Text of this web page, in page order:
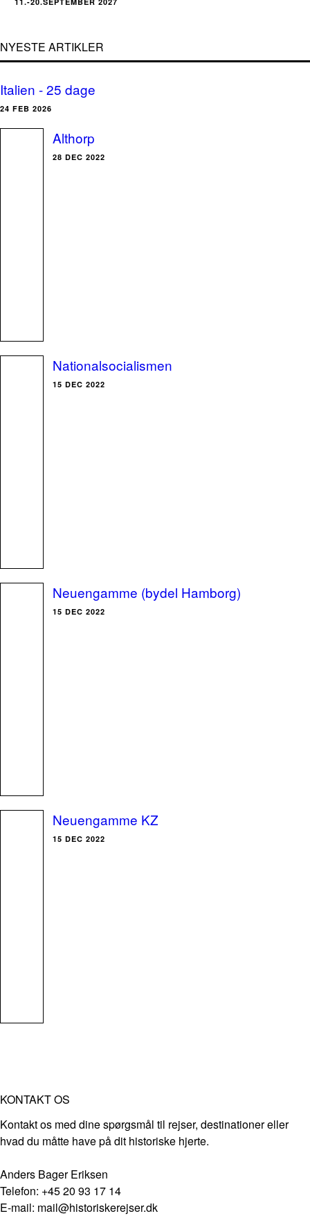
NYESTE ARTIKLER
Italien - 25 dage
24 FEB 2026
Althorp
28 DEC 2022
Nationalsocialismen
15 DEC 2022
Neuengamme (bydel Hamborg)
15 DEC 2022
Neuengamme KZ
15 DEC 2022
KONTAKT OS
Kontakt os med dine spørgsmål til rejser, destinationer eller
hvad du måtte have på dit historiske hjerte.
Anders Bager Eriksen
Telefon: +45 20 93 17 14
E-mail: mail@historiskerejser.dk